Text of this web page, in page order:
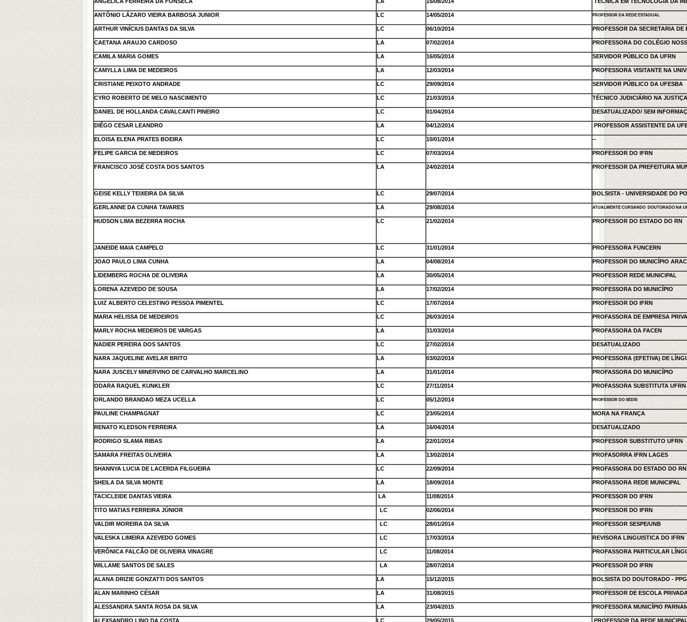
ANTÔNIO LÁZARO VIEIRA BARBOSA JUNIOR LC 14/05/2014 PROFESSOR DA REDE ESTADUAL
ARTHUR VINÍCIUS DANTAS DA SILVA LC 06/10/2014 PROFESSOR DA SECRETARIA
CAETANA ARAUJO CARDOSO LA 07/02/2014 PROFESSORA DO COLÉGIO
CAMILA MARIA GOMES LA 16/05/2014 SERVIDOR PÚBLICO DA UFRN
CAMYLLA LIMA DE MEDEIROS LA 12/03/2014 PROFESSORA VISITANTE NA
CRISTIANE PEIXOTO ANDRADE LC 29/09/2014 SERVIDOR PÚBLICO DA UFESBA
CYRO ROBERTO DE MELO NASCIMENTO LC 21/03/2014 TÉCNICO JUDICIÁRIO NA
DANIEL DE HOLLANDA CAVALCANTI PINEIRO LC 01/04/2014 DESATUALIZADO/ SEM
DIÊGO CESAR LEANDRO LA 04/12/2014 PROFESSOR ASSISTENTE DA
ELOISA ELENA PRATES BOEIRA LC 10/01/2014 --
FELIPE GARCIA DE MEDEIROS LC 07/03/2014 PROFESSOR DO IFRN
FRANCISCO JOSÉ COSTA DOS SANTOS LA 24/02/2014 PROFESSOR DA PREFEITURA
GEISE KELLY TEIXEIRA DA SILVA LC 29/07/2014 BOLSISTA - UNIVERSIDADE DO
GERLANNE DA CUNHA TAVARES LA 29/08/2014 ATUALMENTE CURSANDO DOUTORADO NA
HUDSON LIMA BEZERRA ROCHA LC 21/02/2014 PROFESSOR DO ESTADO DO RN
JANEIDE MAIA CAMPELO LC 31/01/2014 PROFESSORA FUNCERN
JOAO PAULO LIMA CUNHA LA 04/08/2014 PROFESSOR DO MUNICÍPIO
LIDEMBERG ROCHA DE OLIVEIRA LA 30/05/2014 PROFESSOR REDE MUNICIPAL
LORENA AZEVEDO DE SOUSA LA 17/02/2014 PROFESSORA DO MUNICÍPIO
LUIZ ALBERTO CELESTINO PESSOA PIMENTEL LC 17/07/2014 PROFESSOR DO IFRN
MARIA HELISSA DE MEDEIROS LC 26/03/2014 PROFASSORA DE EMPRESA
MARLY ROCHA MEDEIROS DE VARGAS LA 31/03/2014 PROFASSORA DA FACEN
NADIER PEREIRA DOS SANTOS LC 27/02/2014 DESATUALIZADO
NARA JAQUELINE AVELAR BRITO LA 03/02/2014 PROFESSORA (EFETIVA) DE
NARA JUSCELY MINERVINO DE CARVALHO MARCELINO LA 31/01/2014 PROFASSORA DO MUNICÍPIO
ODARA RAQUEL KUNKLER LC 27/11/2014 PROFASSORA SUBSTITUTA UFRN
ORLANDO BRANDAO MEZA UCELLA LC 05/12/2014 PROFESSOR DO SEDIS
PAULINE CHAMPAGNAT LC 23/05/2014 MORA NA FRANÇA
RENATO KLEDSON FERREIRA LA 16/04/2014 DESATUALIZADO
RODRIGO SLAMA RIBAS LA 22/01/2014 PROFESSOR SUBSTITUTO UFRN
SAMARA FREITAS OLIVEIRA LA 13/02/2014 PROFASORRA IFRN LAGES
SHANNYA LUCIA DE LACERDA FILGUEIRA LC 22/09/2014 PROFASSORA DO ESTADO DO RN
SHEILA DA SILVA MONTE LA 18/09/2014 PROFASSORA REDE MUNICIPAL
TACICLEIDE DANTAS VIEIRA LA 11/08/2014 PROFESSOR DO IFRN
TITO MATIAS FERREIRA JÚNIOR LC 02/06/2014 PROFESSOR DO IFRN
VALDIR MOREIRA DA SILVA LC 28/01/2014 PROFESSOR SESPE/UNB
VALESKA LIMEIRA AZEVEDO GOMES LC 17/03/2014 REVISORA LINGUISTICA DO IFRN
VERÔNICA FALCÃO DE OLIVEIRA VINAGRE LC 11/08/2014 PROFASSORA PARTICULAR
WILLAME SANTOS DE SALES LA 28/07/2014 PROFESSOR DO IFRN
ALANA DRIZIE GONZATTI DOS SANTOS LA 15/12/2015 BOLSISTA DO DOUTORADO -
ALAN MARINHO CÉSAR LA 31/08/2015 PROFESSOR DE ESCOLA
ALESSANDRA SANTA ROSA DA SILVA LA 23/04/2015 PROFESSORA MUNICÍPIO
ALEXSANDRO LINO DA COSTA LC 29/05/2015 PROFESSOR DA REDE